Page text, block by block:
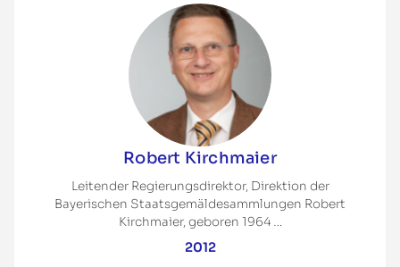
Robert Kirchmaier
Leitender Regierungsdirektor, Direktion der
Bayerischen Staatsgemäldesammlungen Robert
Kirchmaier, geboren 1964 …
2012